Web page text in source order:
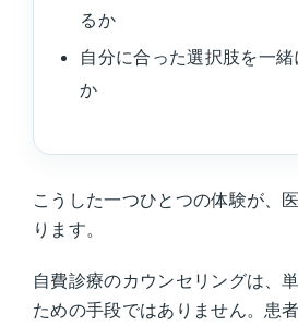
るか
自分に合った選択肢を一
か
こうした一つひとつの体験が、
ります。
自費診療のカウンセリングは、
ための手段ではありません。患